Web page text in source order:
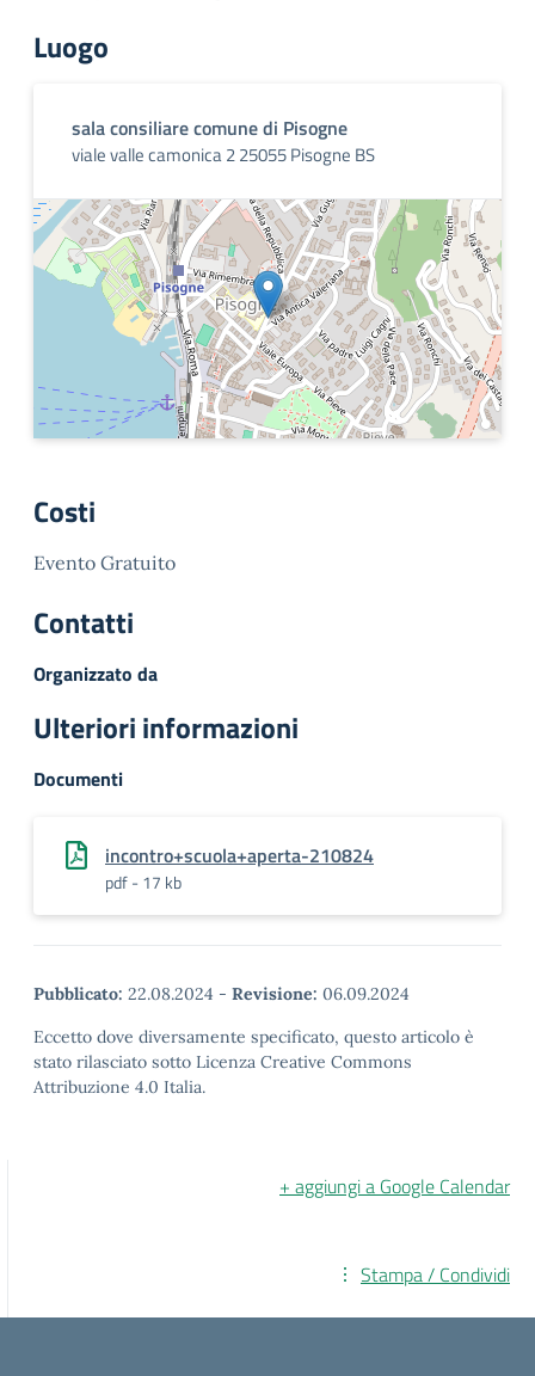
Luogo
sala consiliare comune di Pisogne
viale valle camonica 2 25055 Pisogne BS
Costi
Evento Gratuito
Contatti
Organizzato da
Ulteriori informazioni
Documenti
incontro+scuola+aperta-210824
pdf - 17 kb
Pubblicato: 22.08.2024 - Revisione: 06.09.2024
Eccetto dove diversamente specificato, questo articolo è
stato rilasciato sotto Licenza Creative Commons
Attribuzione 4.0 Italia.
+ aggiungi a Google Calendar
Stampa / Condividi